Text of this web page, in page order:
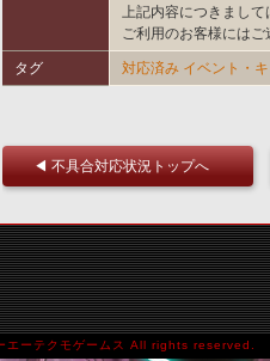
上記内容につきまし
ご利用のお客様には
タグ 対応済み イベント・
◀ 不具合対応状況トップへ